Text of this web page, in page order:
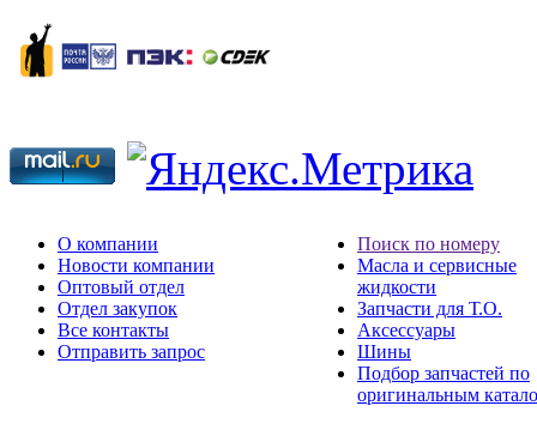
О компании
Новости компании
Оптовый отдел
Отдел закупок
Все контакты
Отправить запрос
Поиск по номеру
Масла и сервисные
жидкости
Запчасти для Т.О.
Аксессуары
Шины
Подбор запчастей по
оригинальным